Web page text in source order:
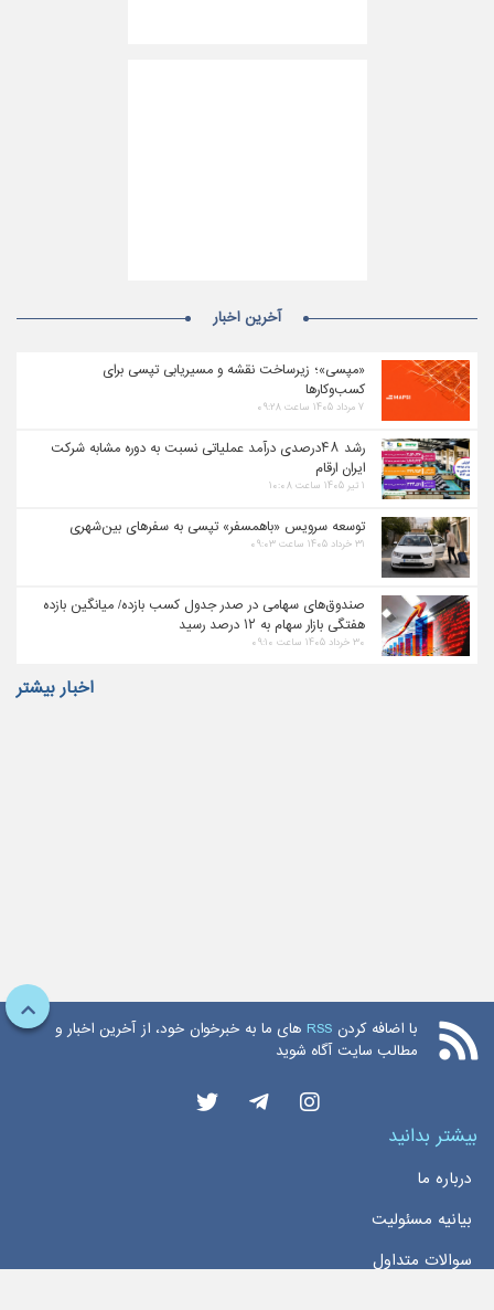
آخرین اخبار
«مپسی»؛ زیرساخت نقشه و مسیریابی تپسی برای
کسب‌وکارها
۷ مرداد ۱۴۰۵ ساعت ۰۹:۲۸
رشد ۴۸درصدی درآمد عملیاتی نسبت به دوره مشابه شرکت
ایران ارقام
۱ تیر ۱۴۰۵ ساعت ۱۰:۰۸
توسعه سرویس «باهمسفر» تپسی به سفرهای بین‌شهری
۳۱ خرداد ۱۴۰۵ ساعت ۰۹:۰۳
صندوق‌های سهامی در صدر جدول کسب بازده/ میانگین بازده
هفتگی بازار سهام به ۱۲ درصد رسید
۳۰ خرداد ۱۴۰۵ ساعت ۰۹:۱۰
اخبار بیشتر
با اضافه کردن RSS های ما به خبرخوان خود، از آخرین اخبار و
مطالب سایت آگاه شوید
بیشتر بدانید
درباره ما
بیانیه مسئولیت
سوالات متداول